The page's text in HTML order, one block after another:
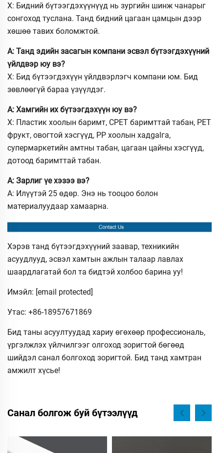
Х: Бидний бүтээгдэхүүнүүд нь зургийн шинж чанарыг
сонгоход туслана. Танд бидний цагаан цамцын дээр
хөшөө тавих боломжтой.
А: Танд эдийн засагын компани эсвэл бүтээгдэхүүний
үйлдвэр юу вэ?
Х: Бид бүтээгдэхүүн үйлдвэрлэгч компани юм. Бид
зөвлөөгүй бараа үзүүлдэг.
А: Хамгийн их бүтээгдэхүүн юу вэ?
Х: Пластик хоолын баримт, CPET баримттай табан, PET
фрукт, овогтой хэсгүүд, PP хоолын хадgalга,
супермаркетийн амтны табан, цагаан цайны хэсгүүд,
дотоод баримттай табан.
А: Зарлиг үе хэзээ вэ?
А: Илүүтэй 25 өдөр. Энэ нь тооцоо болон
материалуудаар хамаарна.
Хэрэв танд бүтээгдэхүүний заавар, техникийн
асуудлууд, эсвэл хамтын ажлын талаар лавлах
шаардлагатай бол та бидтэй холбоо барина уу!
Имэйл: [email protected]
Утас: +86-18957671869
Бид таны асуултуудад хариу өгөхөөр профессиональ,
үргэлжлэх үйлчилгээг олгоход зоригтой бөгөөд
шийдэл санал болгоход зоригтой. Бид танд хамтран
амжилт хүсье!
Санал болгож буй бүтээлүүд